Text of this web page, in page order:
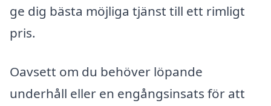
ge dig bästa möjliga tjänst till ett rimligt
pris.
Oavsett om du behöver löpande
underhåll eller en engångsinsats för att